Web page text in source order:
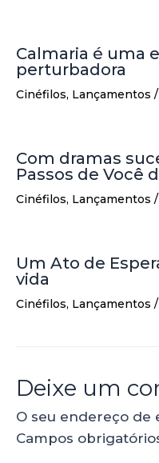
Calmaria é uma
perturbadora
Cinéfilos, Lançamentos /
Com dramas
Passos de Você
Cinéfilos, Lançamentos /
Um Ato de
vida
Cinéfilos, Lançamentos /
Deixe um
O seu endereço de
Campos